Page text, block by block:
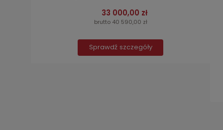
33 000,00 zł
brutto 40 590,00 zł
Sprawdź szczegóły